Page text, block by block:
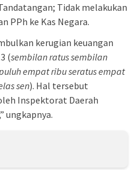
Tidak melakukan
PPh ke Kas Negara.
kerugian keuangan
(sembilan ratus sembilan
empat ribu seratus empat
sen). Hal tersebut
Inspektorat Daerah
ungkapnya.